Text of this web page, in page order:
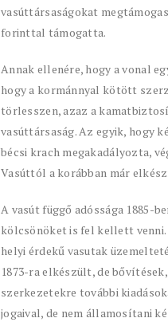
vasúttársaságokat
forinttal támogatta.
Annak ellenére, hogy a vonal
hogy a kormánnyal kötött
törlesszen, azaz a
vasúttársaság. Az egyik, hogy
bécsi krach megakadályozta,
Vasúttól a korábban már
A vasút függő adóssága 1885-
kölcsönöket is fel kellett
helyi érdekű vasutak
1873-ra elkészült, de
szerkezetekre további
jogaival, de nem államosítani